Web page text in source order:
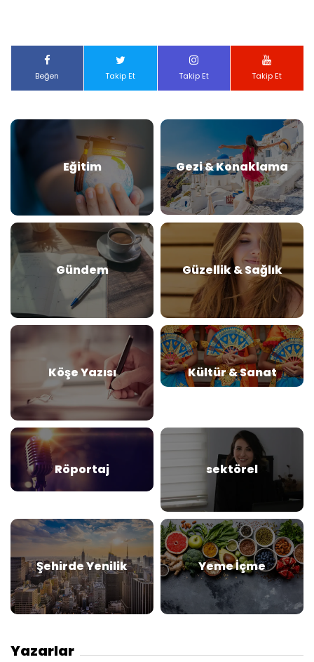
Beğen Takip Et Takip Et Takip Et
Eğitim Gezi & Konaklama
Gündem Güzellik & Sağlık
Köşe Yazısı Kültür & Sanat
Röportaj sektörel
Şehirde Yenilik Yeme İçme
Yazarlar